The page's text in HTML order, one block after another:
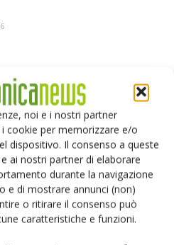
noi e i nostri partner
cookie per memorizzare e/o
dispositivo. Il consenso a queste
ai nostri partner di elaborare
durante la navigazione
e di mostrare annunci (non)
o ritirare il consenso può
caratteristiche e funzioni.